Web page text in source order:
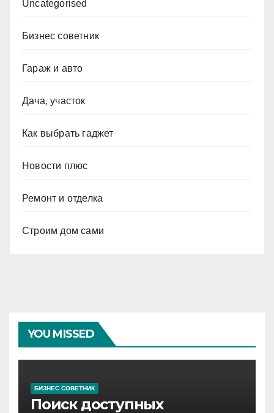
Uncategorised
Бизнес советник
Гараж и авто
Дача, участок
Как выбрать гаджет
Новости плюс
Ремонт и отделка
Строим дом сами
YOU MISSED
БИЗНЕС СОВЕТНИК
Поиск доступных